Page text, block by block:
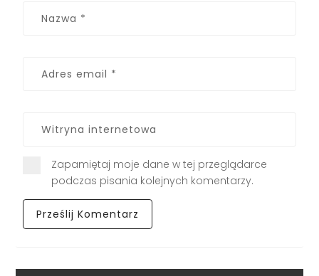
Zapamiętaj moje dane w tej przeglądarce
podczas pisania kolejnych komentarzy.